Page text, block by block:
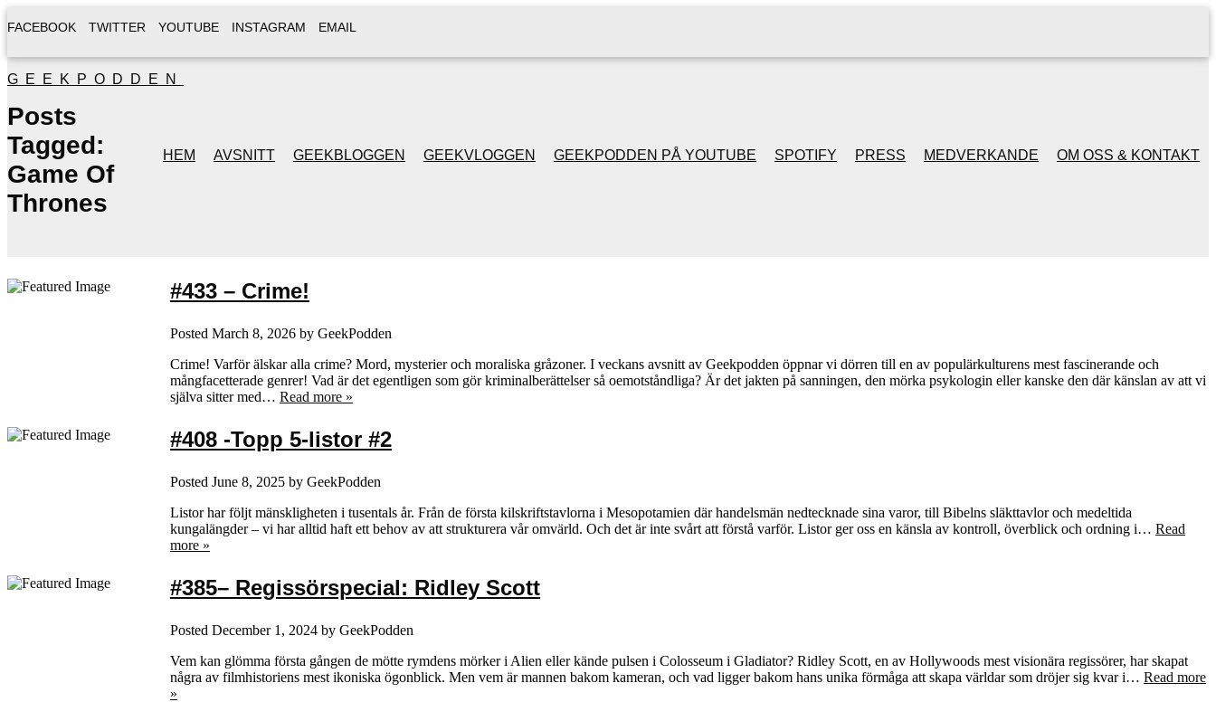
FACEBOOK TWITTER YOUTUBE INSTAGRAM EMAIL
GEEKPODDEN
HEM AVSNITT GEEKBLOGGEN GEEKVLOGGEN GEEKPODDEN PÅ YOUTUBE
GEEKPODDENS
JULSPECIALER 2013
SPOTIFY PRESS MEDVERKANDE OM OSS & KONTAKT
Posts
Tagged:
Game Of
Thrones
#433 – Crime!
Posted March 8, 2026 by GeekPodden
Crime! Varför älskar alla crime? Mord, mysterier och moraliska gråzoner. I veckans avsnitt av Geekpodden öppnar vi dörren till en av populärkulturens mest fascinerande och
mångfacetterade genrer! Vad är det egentligen som gör kriminalberättelser så oemotståndliga? Är det jakten på sanningen, den mörka psykologin eller kanske den där känslan av att vi
själva sitter med… Read more »
#408 -Topp 5-listor #2
Posted June 8, 2025 by GeekPodden
Listor har följt mänskligheten i tusentals år. Från de första kilskriftstavlorna i Mesopotamien där handelsmän nedtecknade sina varor, till Bibelns släkttavlor och medeltida
kungalängder – vi har alltid haft ett behov av att strukturera vår omvärld. Och det är inte svårt att förstå varför. Listor ger oss en känsla av kontroll, överblick och ordning i… Read
more »
#385– Regissörspecial: Ridley Scott
Posted December 1, 2024 by GeekPodden
Vem kan glömma första gången de mötte rymdens mörker i Alien eller kände pulsen i Colosseum i Gladiator? Ridley Scott, en av Hollywoods mest visionära regissörer, har skapat
några av filmhistoriens mest ikoniska ögonblick. Men vem är mannen bakom kameran, och vad ligger bakom hans unika förmåga att skapa världar som dröjer sig kvar i… Read more
»